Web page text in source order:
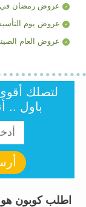
عروض رمضان في
عروض يوم
عروض العام
لتصلك
باول ..
اطلب كوبون